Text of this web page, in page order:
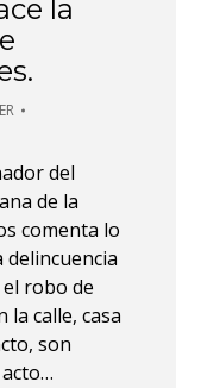
la
del
de la
comenta lo
delincuencia
robo de
calle, casa
son